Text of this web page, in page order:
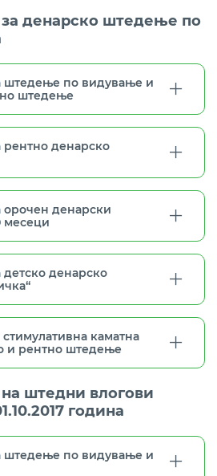
денарско штедење по
штедење по видување и
штедење
рентно денарско
орочен денарски
месеци
детско денарско
каматна
и рентно штедење
штедни влогови
година
штедење по видување и